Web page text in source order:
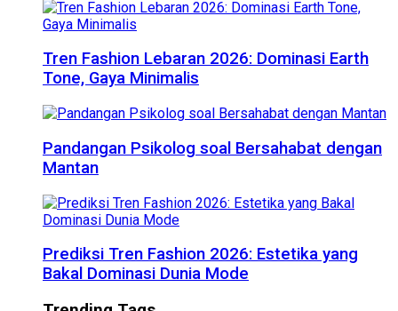
Tren Fashion Lebaran 2026: Dominasi Earth
Tone, Gaya Minimalis
Pandangan Psikolog soal Bersahabat dengan
Mantan
Prediksi Tren Fashion 2026: Estetika yang
Bakal Dominasi Dunia Mode